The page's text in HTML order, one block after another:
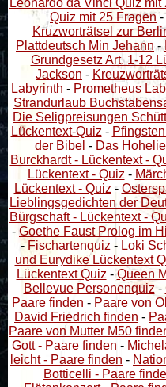
Leonardo da Vinci Quiz mit
Quiz mit 25 Fragen -
Kruzworträtsel zur
Plattdeutsch Min Jehann -
Grundgesetz Art. 1-12
Jackson -
Labyrinth - Prometheus
Strandurlaub
Die Seligpreisungen
Lückentext-Quiz -
der Bibel - Das
Burckhardt - Lückentext -
Lückentext - Quiz -
Lückentext - Quiz -
Lieblingsgedichten der
Bürgschaft - Lückentext -
- Goethe Faust Prolog im
- Fischartenquiz - Loki
und Eurydike Lückentext
Lückentext Quiz -Queen
Bellevue Personenquiz-
Paare finden - Paare von
David Friedrich finden -
Paare von Mutter M50
Gott - Paare finden -
leicht - Paare finden -
Botticelli - Paare